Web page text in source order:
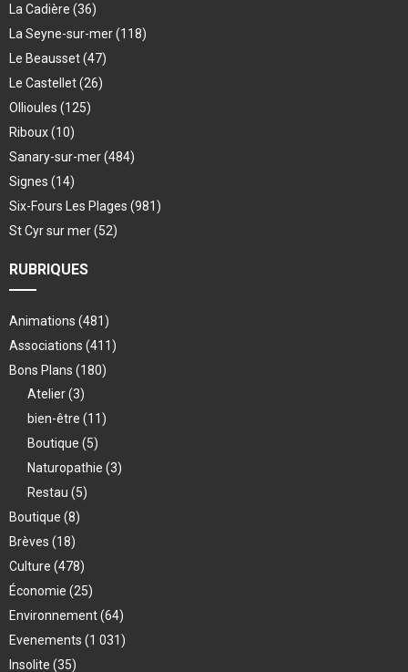
La Cadière (36)
La Seyne-sur-mer(118)
Le Beausset(47)
Le Castellet(26)
Ollioules (125)
Riboux(10)
Sanary-sur-mer(484)
Signes (14)
Six-Fours Les Plages (981)
St Cyr sur mer(52)
RUBRIQUES
Animations (481)
Associations (411)
Bons Plans (180)
Atelier(3)
bien-être (11)
Boutique (5)
Naturopathie (3)
Restau (5)
Boutique (8)
Brèves (18)
Culture (478)
Économie (25)
Environnement(64)
Evenements (1 031)
Insolite (35)